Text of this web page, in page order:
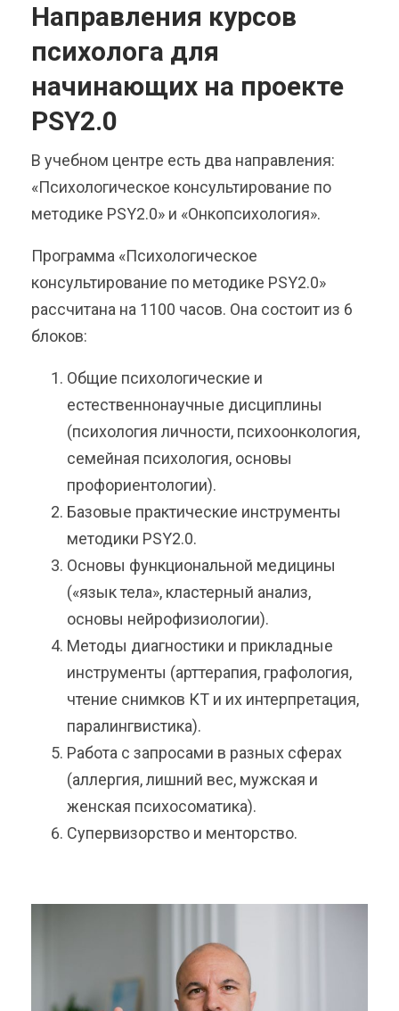
Направления курсов
психолога для
начинающих на проекте
PSY2.0
В учебном центре есть два направления:
«Психологическое консультирование по
методике PSY2.0» и «Онкопсихология».
Программа «Психологическое
консультирование по методике PSY2.0»
рассчитана на 1100 часов. Она состоит из 6
блоков:
Общие психологические и
естественнонаучные дисциплины
(психология личности, психоонкология,
семейная психология, основы
профориентологии).
Базовые практические инструменты
методики PSY2.0.
Основы функциональной медицины
(«язык тела», кластерный анализ,
основы нейрофизиологии).
Методы диагностики и прикладные
инструменты (арттерапия, графология,
чтение снимков КТ и их интерпретация,
паралингвистика).
Работа с запросами в разных сферах
(аллергия, лишний вес, мужская и
женская психосоматика).
Супервизорство и менторство.